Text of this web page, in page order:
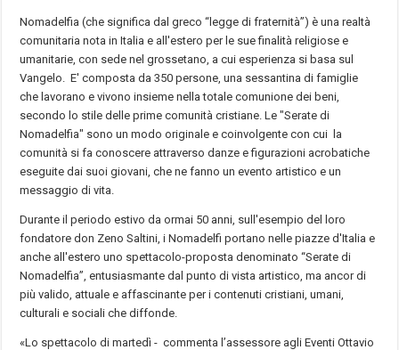
Nomadelfia (che significa dal greco “legge di fraternità”) è una realtà
comunitaria nota in Italia e all'estero per le sue finalità religiose e
umanitarie, con sede nel grossetano, a cui esperienza si basa sul
Vangelo. E' composta da 350 persone, una sessantina di famiglie
che lavorano e vivono insieme nella totale comunione dei beni,
secondo lo stile delle prime comunità cristiane. Le "Serate di
Nomadelfia" sono un modo originale e coinvolgente con cui la
comunità si fa conoscere attraverso danze e figurazioni acrobatiche
eseguite dai suoi giovani, che ne fanno un evento artistico e un
messaggio di vita.
Durante il periodo estivo da ormai 50 anni, sull'esempio del loro
fondatore don Zeno Saltini, i Nomadelfi portano nelle piazze d'Italia e
anche all'estero uno spettacolo-proposta denominato “Serate di
Nomadelfia”, entusiasmante dal punto di vista artistico, ma ancor di
più valido, attuale e affascinante per i contenuti cristiani, umani,
culturali e sociali che diffonde.
«Lo spettacolo di martedì - commenta l’assessore agli Eventi Ottavio